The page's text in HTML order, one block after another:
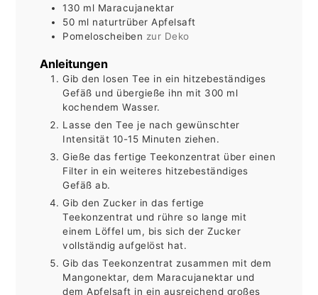
130 ml Maracujanektar
50 ml naturtrüber Apfelsaft
Pomeloscheiben zur Deko
Anleitungen
Gib den losen Tee in ein hitzebeständiges
Gefäß und übergieße ihn mit 300 ml
kochendem Wasser.
Lasse den Tee je nach gewünschter
Intensität 10-15 Minuten ziehen.
Gieße das fertige Teekonzentrat über einen
Filter in ein weiteres hitzebeständiges
Gefäß ab.
Gib den Zucker in das fertige
Teekonzentrat und rühre so lange mit
einem Löffel um, bis sich der Zucker
vollständig aufgelöst hat.
Gib das Teekonzentrat zusammen mit dem
Mangonektar, dem Maracujanektar und
dem Apfelsaft in ein ausreichend großes